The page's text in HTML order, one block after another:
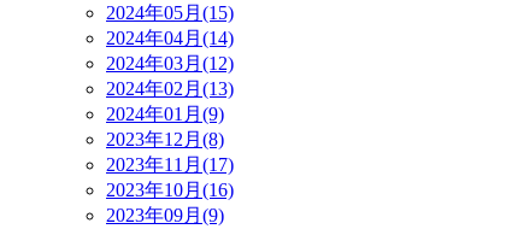
2024年05月(15)
2024年04月(14)
2024年03月(12)
2024年02月(13)
2024年01月(9)
2023年12月(8)
2023年11月(17)
2023年10月(16)
2023年09月(9)